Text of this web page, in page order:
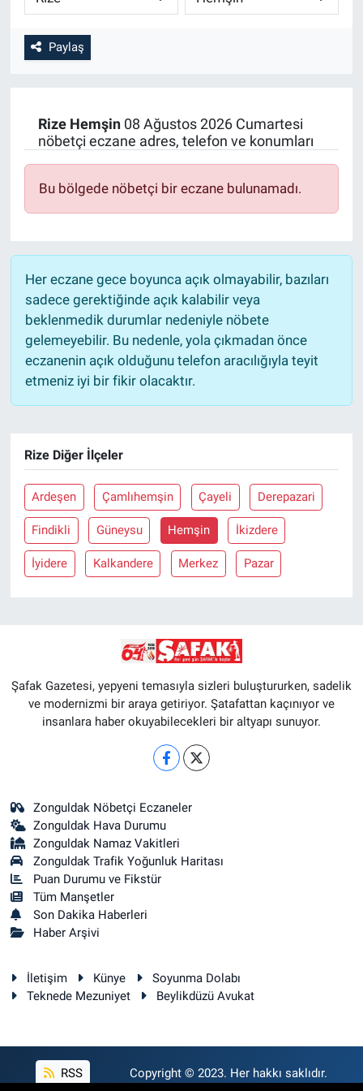
Paylaş
Rize Hemşin08 Ağustos 2026 Cumartesi
nöbetçi eczane adres, telefon ve konumları
Bu bölgede nöbetçi bir eczane bulunamadı.
Her eczane gece boyunca açık olmayabilir, bazıları
sadece gerektiğinde açık kalabilir veya
beklenmedik durumlar nedeniyle nöbete
gelemeyebilir. Bu nedenle, yola çıkmadan önce
eczanenin açık olduğunu telefon aracılığıyla teyit
etmeniz iyi bir fikir olacaktır.
Rize Diğer İlçeler
Ardeşen Çamlıhemşin Çayeli Derepazari
Findikli Güneysu Hemşin İkizdere
İyidere Kalkandere Merkez Pazar
Şafak Gazetesi, yepyeni temasıyla sizleri buluştururken, sadelik
ve modernizmi bir araya getiriyor. Şatafattan kaçınıyor ve
insanlara haber okuyabilecekleri bir altyapı sunuyor.
Zonguldak Nöbetçi Eczaneler
Zonguldak Hava Durumu
Zonguldak Namaz Vakitleri
Zonguldak Trafik Yoğunluk Haritası
Puan Durumu ve Fikstür
Tüm Manşetler
Son Dakika Haberleri
Haber Arşivi
İletişim Künye
Soyunma Dolabı
Teknede Mezuniyet
Beylikdüzü Avukat
RSS Copyright © 2023. Her hakkı saklıdır.